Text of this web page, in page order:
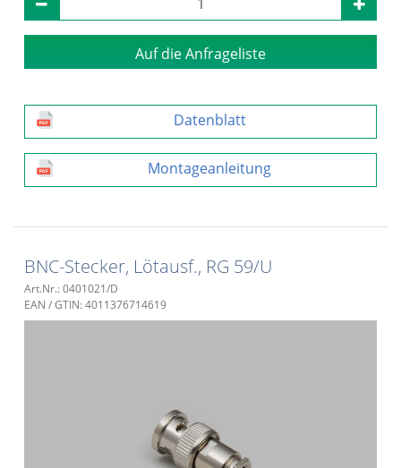
Auf die Anfrageliste
Datenblatt
Montageanleitung
BNC-Stecker, Lötausf., RG 59/U
Art.Nr.: 0401021/D
EAN / GTIN: 4011376714619